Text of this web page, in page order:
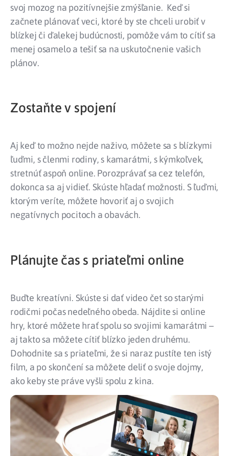
svoj mozog na pozitívnejšie zmýšľanie. Keď si
začnete plánovať veci, ktoré by ste chceli urobiť v
blízkej či ďalekej budúcnosti, pomôže vám to cítiť sa
menej osamelo a tešiť sa na uskutočnenie vašich
plánov.
Zostaňte v spojení
Aj keď to možno nejde naživo, môžete sa s blízkymi
ľuďmi, s členmi rodiny, s kamarátmi, s kýmkoľvek,
stretnúť aspoň online. Porozprávať sa cez telefón,
dokonca sa aj vidieť. Skúste hľadať možnosti. S ľuďmi,
ktorým veríte, môžete hovoriť aj o svojich
negatívnych pocitoch a obavách.
Plánujte čas s priateľmi online
Buďte kreatívni. Skúste si dať video čet so starými
rodičmi počas nedeľného obeda. Nájdite si online
hry, ktoré môžete hrať spolu so svojimi kamarátmi –
aj takto sa môžete cítiť blízko jeden druhému.
Dohodnite sa s priateľmi, že si naraz pustíte ten istý
film, a po skončení sa môžete deliť o svoje dojmy,
ako keby ste práve vyšli spolu z kina.